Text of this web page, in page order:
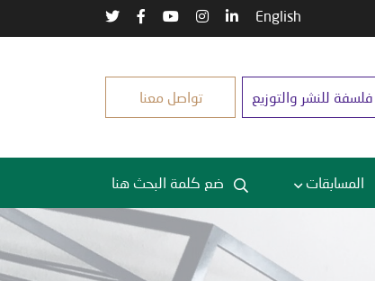
English
فلسفة للنشر والتوزيع تواصل معنا
المسابقات